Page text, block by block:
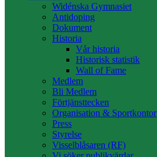
Widénska Gymnasiet
Antidoping
Dokument
Historia
Vår historia
Historisk statistik
Wall of Fame
Medlem
Bli Medlem
Förtjänsttecken
Organisation & Sportkontor
Press
Styrelse
Visselblåsaren (RF)